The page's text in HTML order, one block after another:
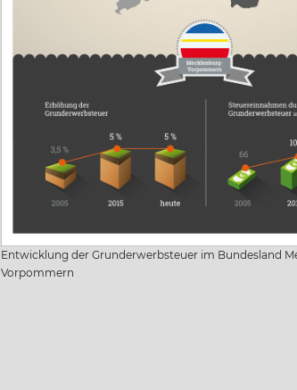
Entwicklung der Grunderwerbsteuer im Bundesland
Vorpommern